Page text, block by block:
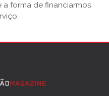
a forma de financiarmos